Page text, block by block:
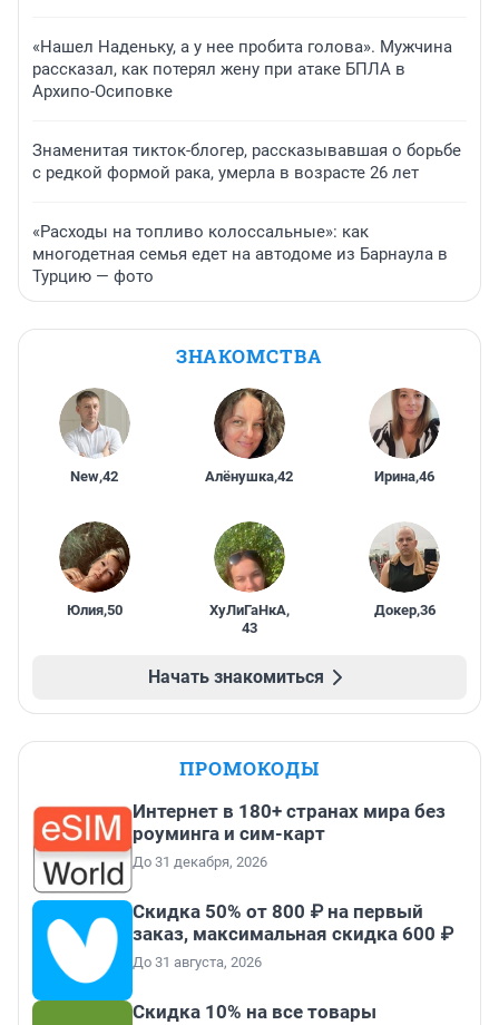
«Нашел Наденьку, а у нее пробита голова». Мужчина
рассказал, как потерял жену при атаке БПЛА в
Архипо-Осиповке
Знаменитая тикток-блогер, рассказывавшая о борьбе
с редкой формой рака, умерла в возрасте 26 лет
«Расходы на топливо колоссальные»: как
многодетная семья едет на автодоме из Барнаула в
Турцию — фото
ЗНАКОМСТВА
New,42 Алёнушка,42 Ирина,46
Юлия,50 ХуЛиГаНкА,
43
Докер,36
Начать знакомиться
ПРОМОКОДЫ
Интернет в 180+ странах мира без
роуминга и сим-карт
До 31 декабря, 2026
Скидка 50% от 800 ₽ на первый
заказ, максимальная скидка 600 ₽
До 31 августа, 2026
Скидка 10% на все товары